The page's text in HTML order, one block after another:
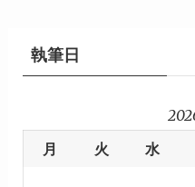
執筆日
月
火 水